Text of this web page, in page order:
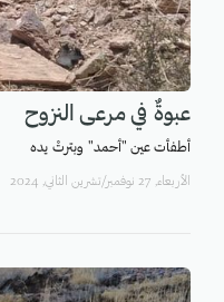
عبوةٌ في مرعى النزوح
أطفأت عين "أحمد" وبترتْ يده
اﻷربعاء, 27 نوفمبر/تشرين الثاني, 2024